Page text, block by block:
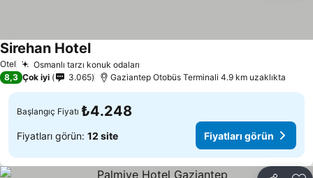
Otel Osmanlı tarzı konuk odaları
Sirehan HotelFiyatları görün
8,3 Çok iyi 3.065 Gaziantep Otobüs Terminali 4.9 km uzaklıkta
Başlangıç Fiyatı ₺4.248
Fiyatları görün: 12 site Fiyatları görün